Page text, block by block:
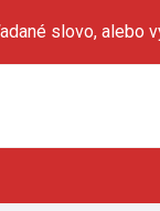
slovo, alebo